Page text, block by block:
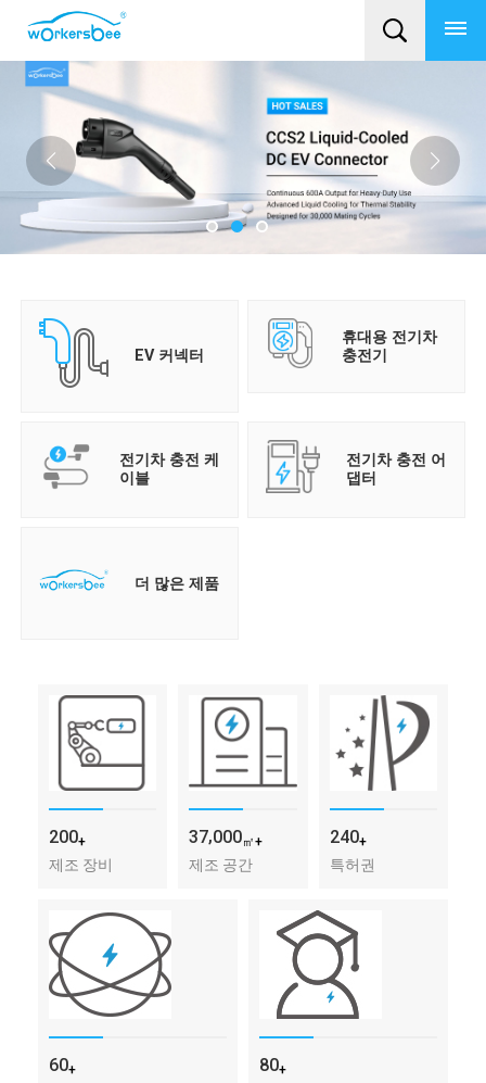
EV 커넥터
휴대용 전기차
충전기
전기차 충전 케
이블
전기차 충전 어
댑터
더 많은 제품
200+
제조 장비
37,000㎡+
제조 공간
240+
특허권
60+ 80+